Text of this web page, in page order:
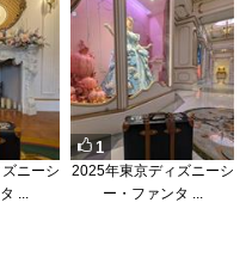
ニーシ
...
1
2025年東京ディズニーシ
ー・ファンタ ...